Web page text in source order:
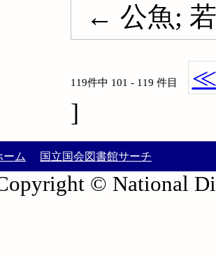
← 公魚;
119件中 101 - 119 件目
]
ーム 国立国会図書館サーチ
© National